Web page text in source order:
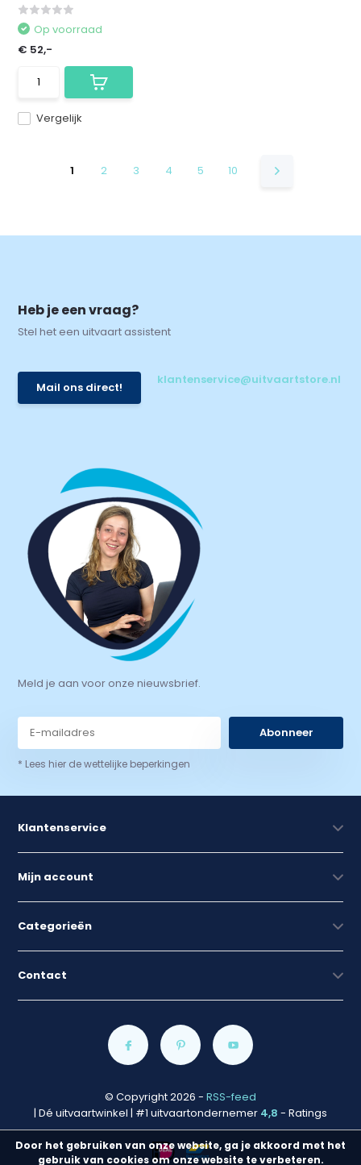
Vergelijk
Op voorraad
€ 52,-
1 2 3 4 5 10
Heb je een vraag?
Stel het een uitvaart assistent
Mail ons direct!
klantenservice@uitvaartstore.nl
Meld je aan voor onze nieuwsbrief.
Abonneer
* Lees hier de wettelijke beperkingen
Klantenservice
Mijn account
Categorieën
Contact
© Copyright 2026 - RSS-feed
| Dé uitvaartwinkel | #1 uitvaartondernemer 4,8 - Ratings
Door het gebruiken van onze website, ga je akkoord met het
gebruik van cookies om onze website te verbeteren.